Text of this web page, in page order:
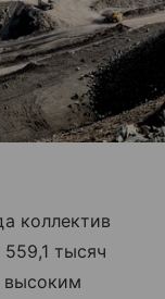
коллектив
тысяч
высоким